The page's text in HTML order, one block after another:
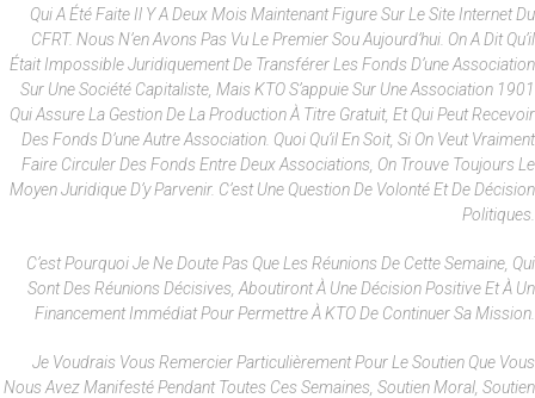
Qui A Été Faite Il Y A Deux Mois Maintenant Figure Sur Le Site Internet Du
CFRT. Nous N’en Avons Pas Vu Le Premier Sou Aujourd’hui. On A Dit Qu’il
Était Impossible Juridiquement De Transférer Les Fonds D’une Association
Sur Une Société Capitaliste, Mais KTO S’appuie Sur Une Association 1901
Qui Assure La Gestion De La Production À Titre Gratuit, Et Qui Peut Recevoir
Des Fonds D’une Autre Association. Quoi Qu’il En Soit, Si On Veut Vraiment
Faire Circuler Des Fonds Entre Deux Associations, On Trouve Toujours Le
Moyen Juridique D’y Parvenir. C’est Une Question De Volonté Et De Décision
Politiques.
C’est Pourquoi Je Ne Doute Pas Que Les Réunions De Cette Semaine, Qui
Sont Des Réunions Décisives, Aboutiront À Une Décision Positive Et À Un
Financement Immédiat Pour Permettre À KTO De Continuer Sa Mission.
Je Voudrais Vous Remercier Particulièrement Pour Le Soutien Que Vous
Nous Avez Manifesté Pendant Toutes Ces Semaines, Soutien Moral, Soutien